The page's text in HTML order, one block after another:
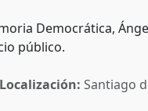
Democrática,
público.
Localización: Santiago